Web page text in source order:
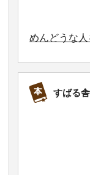
めんどうな
すばる